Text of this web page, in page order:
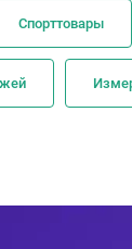
Спорттовары